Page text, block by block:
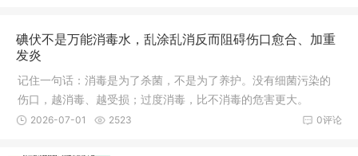
碘伏不是万能消毒水，乱涂乱消反而阻碍伤口愈合、加重
发炎
记住一句话：消毒是为了杀菌，不是为了养护。没有细菌污染的
伤口，越消毒、越受损；过度消毒，比不消毒的危害更大。
0评论
2026-07-01 2523